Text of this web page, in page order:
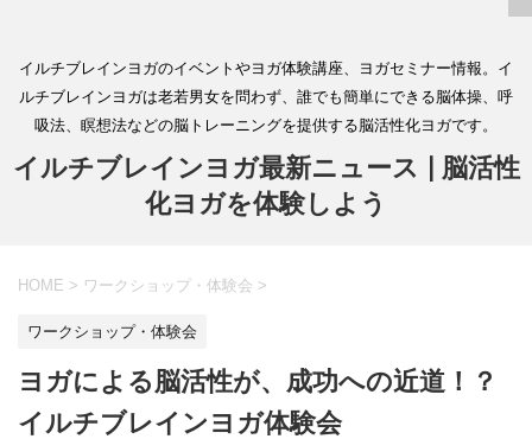
イルチブレインヨガのイベントやヨガ体験講座、ヨガセミナー情報。イ
ルチブレインヨガは老若男女を問わず、誰でも簡単にできる脳体操、呼
吸法、瞑想法などの脳トレーニングを提供する脳活性化ヨガです。
イルチブレインヨガ最新ニュース | 脳活性
化ヨガを体験しよう
HOME > ワークショップ・体験会 >
ワークショップ・体験会
ヨガによる脳活性が、成功への近道！？
イルチブレインヨガ体験会